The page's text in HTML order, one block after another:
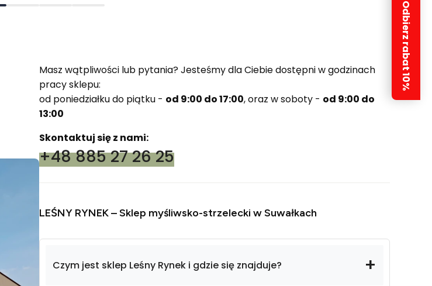
Masz wątpliwości lub pytania? Jesteśmy dla Ciebie dostępni w godzinach
pracy sklepu:
od poniedziałku do piątku - od 9:00 do 17:00, oraz w soboty - od 9:00 do
13:00
Skontaktuj się z nami:
+48 885 27 26 25
LEŚNY RYNEK – Sklep myśliwsko-strzelecki w Suwałkach
Czym jest sklep Leśny Rynek i gdzie się znajduje?
Odbierz rabat 10%